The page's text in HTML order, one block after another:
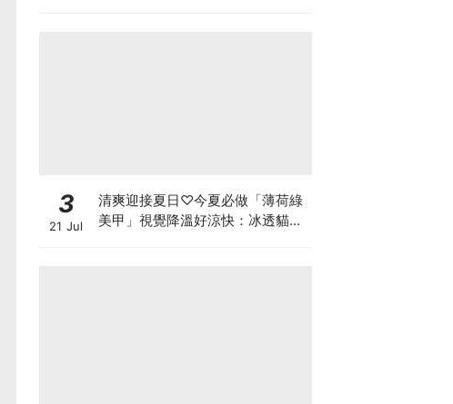
3
21 Jul
清爽迎接夏日♡今夏必做「薄荷綠
美甲」視覺降溫好涼快：冰透貓